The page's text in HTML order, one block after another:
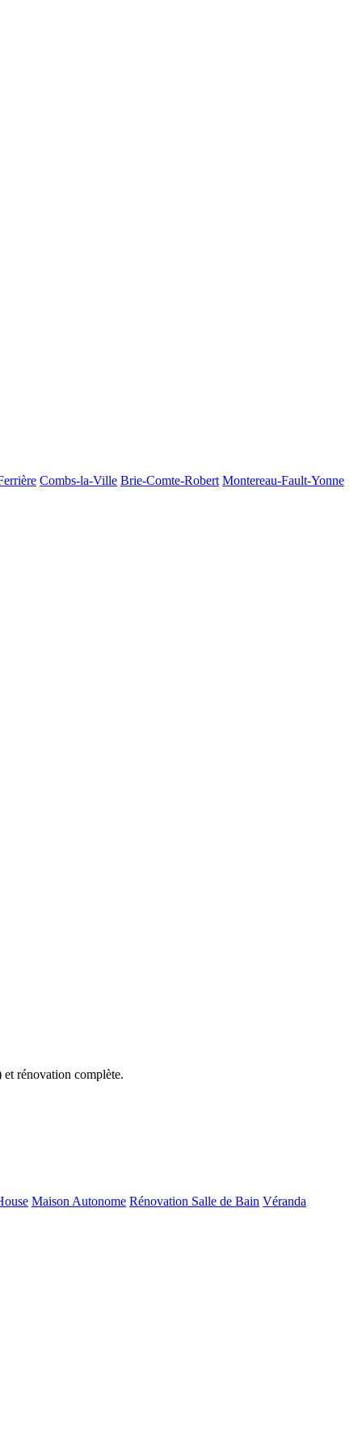
Combs-la-Ville Brie-Comte-Robert Montereau-Fault-Yonne
et rénovation complète.
Maison Autonome Rénovation Salle de Bain Véranda